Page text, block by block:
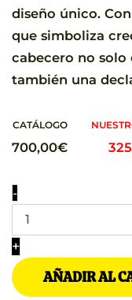
diseño único.
que simboliza
cabecero no solo
también una
700,00€
El
precio
era:
700,00€.
El
precio
es:
325,00€.
-Cabecero
artístico
tapizado
con
diseño
de
árbol
+
AÑADIR AL